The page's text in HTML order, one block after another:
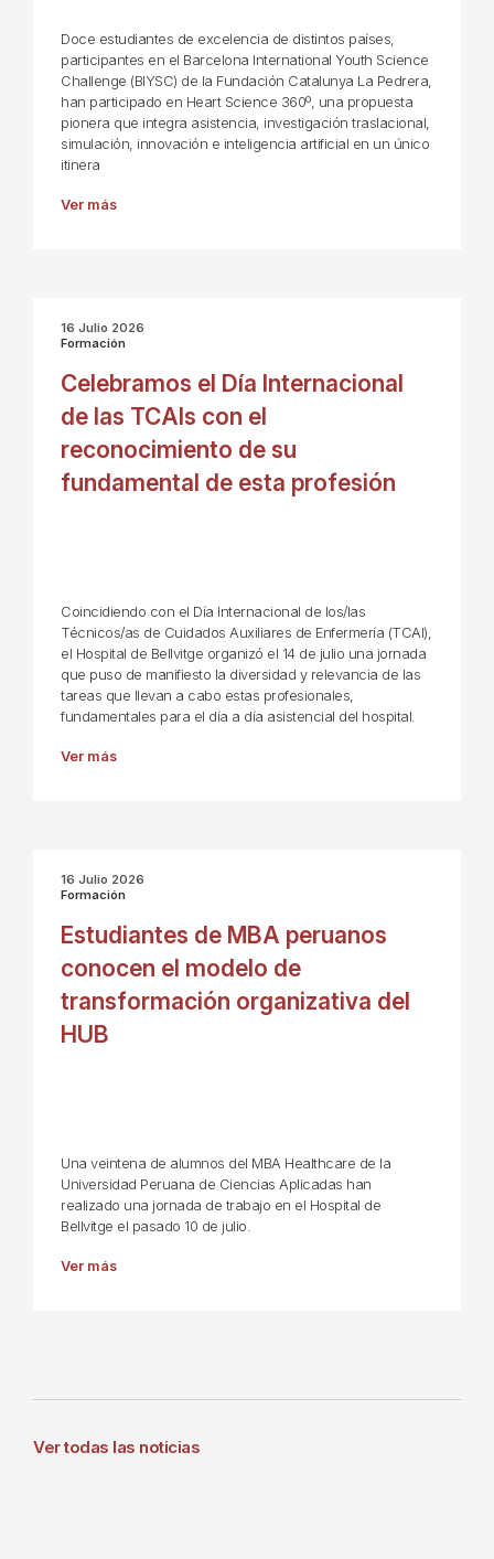
Doce estudiantes de excelencia de distintos países,
participantes en el Barcelona International Youth Science
Challenge (BIYSC) de la Fundación Catalunya La Pedrera,
han participado en Heart Science 360º, una propuesta
pionera que integra asistencia, investigación traslacional,
simulación, innovación e inteligencia artificial en un único
itinera
Ver más
16 Julio 2026
Formación
Celebramos el Día Internacional
de las TCAIs con el
reconocimiento de su
fundamental de esta profesión
Coincidiendo con el Día Internacional de los/las
Técnicos/as de Cuidados Auxiliares de Enfermería (TCAI),
el Hospital de Bellvitge organizó el 14 de julio una jornada
que puso de manifiesto la diversidad y relevancia de las
tareas que llevan a cabo estas profesionales,
fundamentales para el día a día asistencial del hospital.
Ver más
16 Julio 2026
Formación
Estudiantes de MBA peruanos
conocen el modelo de
transformación organizativa del
HUB
Una veintena de alumnos del MBA Healthcare de la
Universidad Peruana de Ciencias Aplicadas han
realizado una jornada de trabajo en el Hospital de
Bellvitge el pasado 10 de julio.
Ver más
Ver todas las noticias